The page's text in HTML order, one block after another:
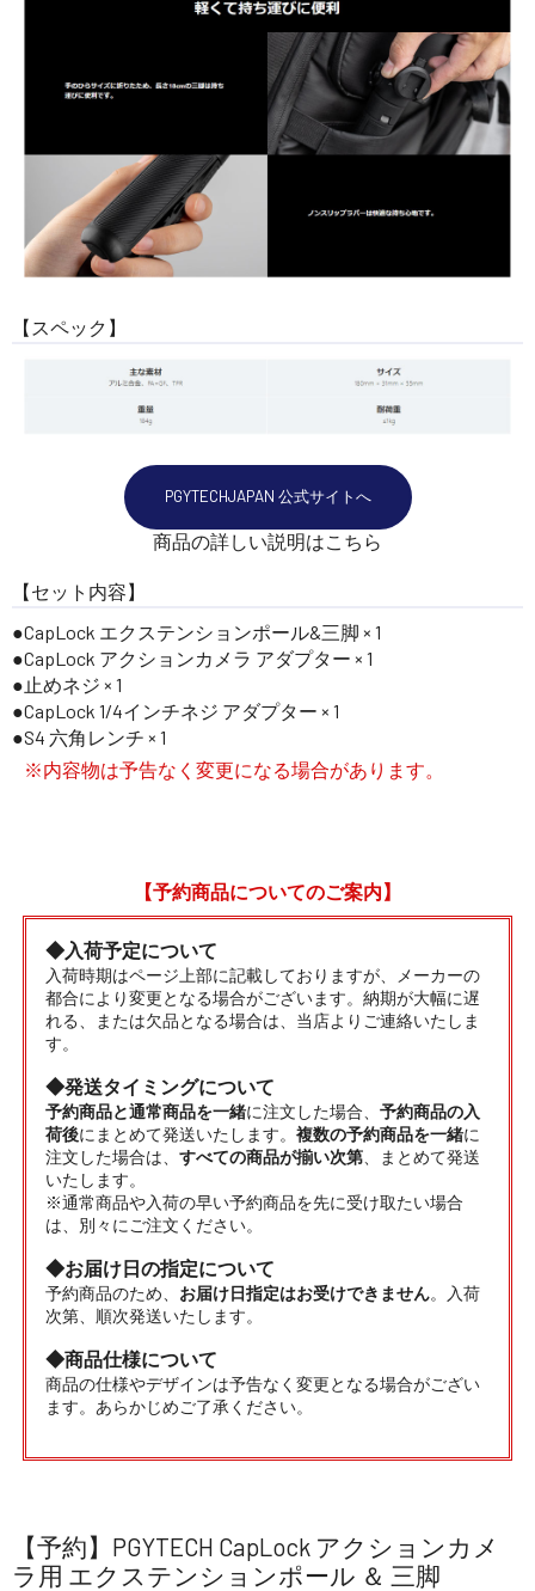
【スペック】
PGYTECHJAPAN 公式サイトへ
商品の詳しい説明はこちら
【セット内容】
CapLock エクステンションポール&三脚 × 1
CapLock アクションカメラ アダプター × 1
止めネジ × 1
CapLock 1/4インチネジ アダプター × 1
S4 六角レンチ × 1
※内容物は予告なく変更になる場合があります。
【予約商品についてのご案内】
◆入荷予定について
入荷時期はページ上部に記載しておりますが、メーカーの
都合により変更となる場合がございます。納期が大幅に遅
れる、または欠品となる場合は、当店よりご連絡いたしま
す。
◆発送タイミングについて
予約商品と通常商品を一緒に注文した場合、 予約商品の入
荷後にまとめて発送いたします。 複数の予約商品を一緒に
注文した場合は、 すべての商品が揃い次第、まとめて発送
いたします。
※通常商品や入荷の早い予約商品を先に受け取たい場合
は、別々にご注文ください。
◆お届け日の指定について
予約商品のため、 お届け日指定はお受けできません。入荷
次第、順次発送いたします。
◆商品仕様について
商品の仕様やデザインは予告なく変更となる場合がござい
ます。あらかじめご了承ください。
【予約】PGYTECH CapLock アクションカメ
ラ用 エクステンションポール ＆ 三脚